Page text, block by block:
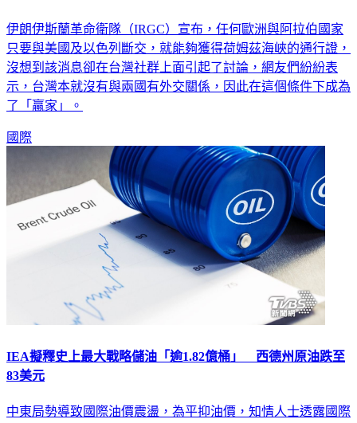
伊朗伊斯蘭革命衛隊（IRGC）宣布，任何歐洲與阿拉伯國家
只要與美國及以色列斷交，就能夠獲得荷姆茲海峽的通行證，
沒想到該消息卻在台灣社群上面引起了討論，網友們紛紛表
示，台灣本就沒有與兩國有外交關係，因此在這個條件下成為
了「贏家」。
國際
IEA擬釋史上最大戰略儲油「逾1.82億桶」 西德州原油跌至
83美元
中東局勢導致國際油價震盪，為平抑油價，知情人士透露國際